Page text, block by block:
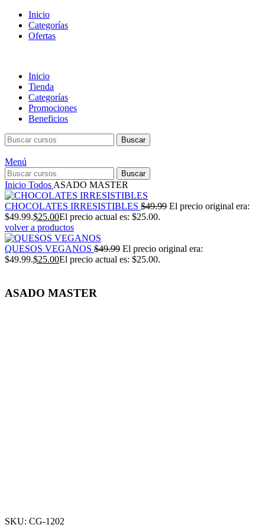
Inicio
Categorías
Ofertas
Inicio
Tienda
Categorías
Promociones
Beneficios
Buscar
Menú
Buscar
Inicio Todos ASADO MASTER
CHOCOLATES IRRESISTIBLES $49.99 El precio original era:
$49.99.$25.00El precio actual es: $25.00.
volver a productos
QUESOS VEGANOS $49.99 El precio original era:
$49.99.$25.00El precio actual es: $25.00.
ASADO MASTER
SKU: CG-1202